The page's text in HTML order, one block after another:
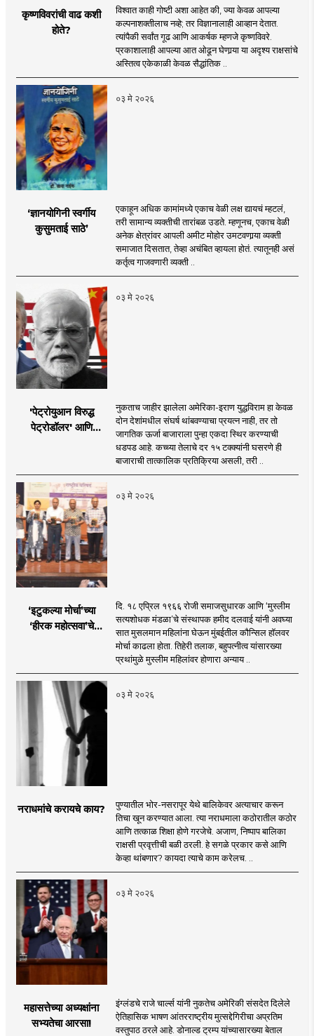
कृष्णविवरांची वाढ कशी
होते?
विश्वात काही गोष्टी अशा आहेत की, ज्या केवळ आपल्या
कल्पनाशक्तीलाच नव्हे; तर विज्ञानालाही आव्हान देतात.
त्यांपैकी सर्वांत गूढ आणि आकर्षक म्हणजे कृष्णविवरे.
प्रकाशालाही आपल्या आत ओढून घेणार्‍या या अदृश्य राक्षसांचे
अस्तित्व एकेकाळी केवळ सैद्धांतिक ..
०३ मे २०२६
‘ज्ञानयोगिनी स्वर्गीय
कुसुमताई साठे’
एकाहून अधिक कामांमध्ये एकाच वेळी लक्ष द्यायचं म्हटलं,
तरी सामान्य व्यक्तीची तारांबळ उडते. म्हणूनच, एकाच वेळी
अनेक क्षेत्रांवर आपली अमीट मोहोर उमटवणार्‍या व्यक्ती
समाजात दिसतात, तेव्हा अचंबित व्हायला होतं. त्यातूनही असं
कर्तृत्व गाजवणारी व्यक्ती ..
०३ मे २०२६
'पेट्रोयुआन विरुद्ध
पेट्रोडॉलर' आणि
नुकताच जाहीर झालेला अमेरिका-इराण युद्धविराम हा केवळ
दोन देशांमधील संघर्ष थांबवण्याचा प्रयत्न नाही, तर तो
जागतिक ऊर्जा बाजाराला पुन्हा एकदा स्थिर करण्याची
धडपड आहे. कच्च्या तेलाचे दर १५ टक्क्यांनी घसरणे ही
बाजाराची तात्कालिक प्रतिक्रिया असली, तरी ..
०३ मे २०२६
‘इटुकल्या मोर्चा’च्या
‘हीरक महोत्सवा’चे
दि. १८ एप्रिल १९६६ रोजी समाजसुधारक आणि ‘मुस्लीम
सत्यशोधक मंडळा’चे संस्थापक हमीद दलवाई यांनी अवघ्या
सात मुसलमान महिलांना घेऊन मुंबईतील कौन्सिल हॉलवर
मोर्चा काढला होता. तिहेरी तलाक, बहुपत्नीत्व यांसारख्या
प्रथांमुळे मुस्लीम महिलांवर होणारा अन्याय ..
०३ मे २०२६
नराधमांचे करायचे काय?
पुण्यातील भोर-नसरापूर येथे बालिकेवर अत्याचार करून
तिचा खून करण्यात आला. त्या नराधमाला कठोरातील कठोर
आणि तत्काळ शिक्षा होणे गरजेचे. अजाण, निष्पाप बालिका
राक्षसी प्रवृत्तीची बळी ठरली. हे सगळे प्रकार कसे आणि
केव्हा थांबणार? कायदा त्याचे काम करेलच. ..
०३ मे २०२६
महासत्तेच्या अध्यक्षांना
सभ्यतेचा आरसा!
इंग्लंडचे राजे चार्ल्स यांनी नुकतेच अमेरिकी संसदेत दिलेले
ऐतिहासिक भाषण आंतरराष्ट्रीय मुत्सद्देगिरीचा अप्रतिम
वस्तुपाठ ठरले आहे. डोनाल्ड ट्रम्प यांच्यासारख्या बेताल